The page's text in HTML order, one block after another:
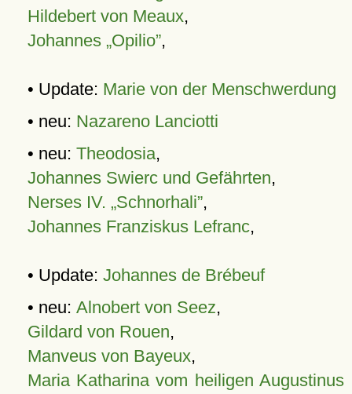
Hildebert von Meaux,
Johannes „Opilio”,
• Update: Marie von der Menschwerdung
• neu: Nazareno Lanciotti
• neu: Theodosia,
Johannes Swierc und Gefährten,
Nerses IV. „Schnorhali”,
Johannes Franziskus Lefranc,
• Update: Johannes de Brébeuf
• neu: Alnobert von Seez,
Gildard von Rouen,
Manveus von Bayeux,
Maria Katharina vom heiligen Augustinus